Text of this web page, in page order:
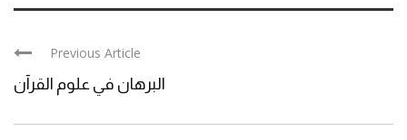
Previous Article
البرهان في علوم القرآن